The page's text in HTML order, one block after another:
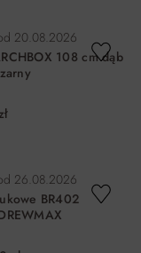
20.08.2026
108 cm dąb
26.08.2026
BR402